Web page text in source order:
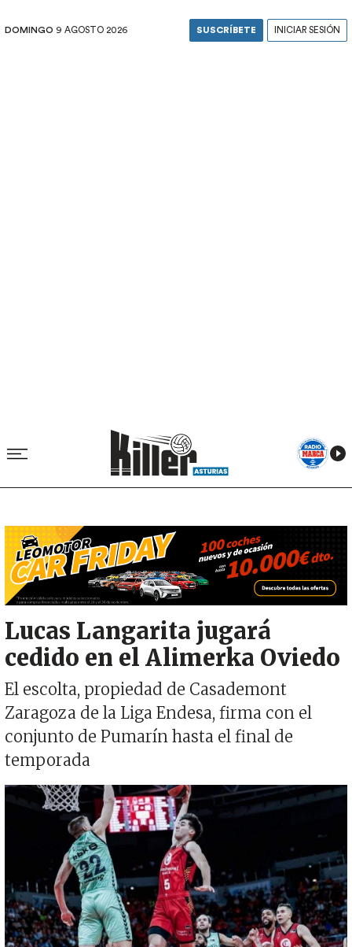
DOMINGO 9 AGOSTO 2026 SUSCRÍBETE INICIAR SESIÓN
Image
Lucas Langarita jugará
cedido en el Alimerka Oviedo
El escolta, propiedad de Casademont
Zaragoza de la Liga Endesa, firma con el
conjunto de Pumarín hasta el final de
temporada
Imagen